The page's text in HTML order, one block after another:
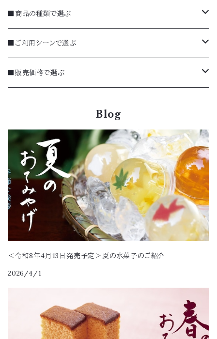
■商品の種類で選ぶ
焼菓子
詰合せ（ギフト）
羊羹（ようかん）
米菓（おかき等）
水菓子（夏商品）
生菓子（夏商品）
■ご利用シーンで選ぶ
季節のギフト（夏）
お手土産
お中元・お歳暮
季節のギフト（秋・冬）
季節のギフト（春）
■販売価格で選ぶ
1,000～1,999円
2,000～2,999円
3,000〜4,000円
4,000～4,999円
Blog
＜令和8年4月13日発売予定＞夏の水菓子のご紹介
2026/4/1